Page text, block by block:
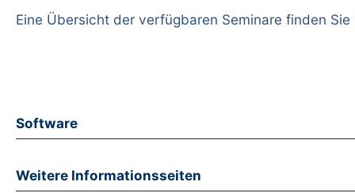
Eine Übersicht der verfügbaren Seminare finden Sie
Software
Weitere Informationsseiten